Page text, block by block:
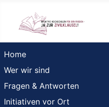
Home
Wer wir sind
Fragen & Antworten
Initiativen vor Ort